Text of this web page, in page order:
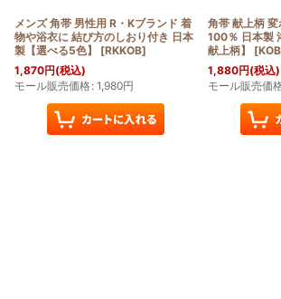
メンズ 角帯 男性用 R・Kブランド 着
物や浴衣に 結び方のしおり付き 日本
製【選べる5色】
[RKKOB]
1,870円(税込)
モール販売価格: 1,980円
角帯 献上柄
100％ 日本製
献上柄】
[
1,880円(税込)
モール販売価